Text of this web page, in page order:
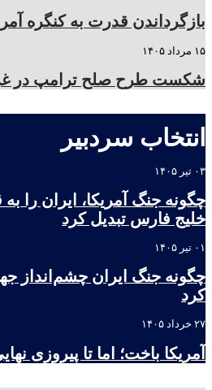
بازگرداندن قدرت به کنگره
۱۵ مرداد ۱۴۰۵
شکست طرح صلح ترامپ در
انتخاب سردبیر
۰۳ تیر ۱۴۰۵
چگونه جنگ آمریکا، ایران را
خلیج فارس تبدیل کرد
۰۱ تیر ۱۴۰۵
چگونه جنگ ایران چشم‌انداز
کرد
۲۷ خرداد ۱۴۰۵
آمریکا باخت؛ اما تا پیروزی